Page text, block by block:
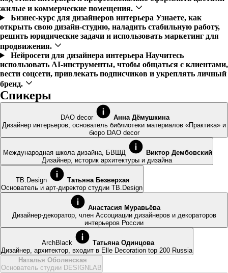
жилые и коммерческие помещения.
Бизнес-курс для дизайнеров интерьера Узнаете, как
открыть свою дизайн-студию, наладить стабильную работу,
решить юридические задачи и использовать маркетинг для
продвижения.
Нейросети для дизайнера интерьера Научитесь
использовать AI-инструменты, чтобы общаться с клиентами,
вести соцсети, привлекать подписчиков и укреплять личный
бренд.
Спикеры
DAO decor
Анна Дёмушкина
Дизайнер интерьеров, основатель библиотеки материалов «Практика» и
бюро DAO decor
Международная школа дизайна, БВШД
Виктор Дембовский
Дизайнер, историк архитектуры и дизайна
TB.Design
Татьяна Безверхая
Основатель и арт-директор студии TB.Design
Анастасия Муравьёва
Дизайнер-декоратор, член Ассоциации дизайнеров и декораторов
интерьеров России
ArchBlack
Татьяна Одинцова
Дизайнер, архитектор, входит в Elle Decoration top 200 Russiа
Наталья Оболенская
Основатель студии DESIGNLAB